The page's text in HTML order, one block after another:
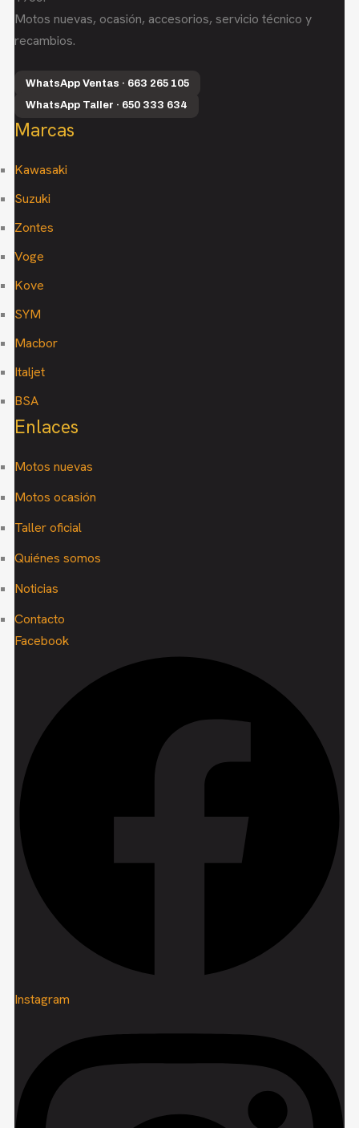
Motos nuevas, ocasión, accesorios, servicio técnico y
recambios.
WhatsApp Ventas · 663 265 105
WhatsApp Taller · 650 333 634
Marcas
Kawasaki
Suzuki
Zontes
Voge
Kove
SYM
Macbor
Italjet
BSA
Enlaces
Motos nuevas
Motos ocasión
Taller oficial
Quiénes somos
Noticias
Contacto
Facebook
Instagram